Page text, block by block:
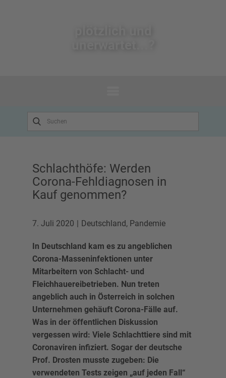
Schlachthöfe: Werden
Corona-Fehldiagnosen in
Kauf genommen?
7. Juli 2020 Deutschland, Pandemie
In Deutschland kam es zu angeblichen
Corona-Masseninfektionen unter
Mitarbeitern von Schlacht- und
Fleichhauereibetrieben. Nun treten
angeblich auch in Österreich in solchen
Unternehmen gehäuft Corona-Fälle auf.
Was in der öffentlichen Diskussion
vergessen wird: Viele Schlachttiere sind mit
Coronaviren infiziert. Sogar der deutsche
Prof. Drosten musste zugeben: Die
verwendeten Tests zeigen „auf jeden Fall“